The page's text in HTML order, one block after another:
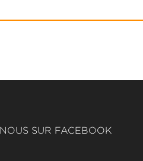
SUR FACEBOOK